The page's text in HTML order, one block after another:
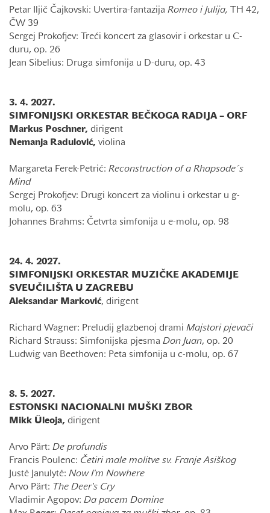
Petar Iljič Čajkovski: Uvertira-fantazija Romeo i Julija, TH 42,
ČW 39
Sergej Prokofjev: Treći koncert za glasovir i orkestar u C-
duru, op. 26
Jean Sibelius: Druga simfonija u D-duru, op. 43
3. 4. 2027.
SIMFONIJSKI ORKESTAR BEČKOGA RADIJA – ORF
Markus Poschner, dirigent
Nemanja Radulović, violina
Margareta Ferek-Petrić: Reconstruction of a Rhapsode´s
Mind
Sergej Prokofjev: Drugi koncert za violinu i orkestar u g-
molu, op. 63
Johannes Brahms: Četvrta simfonija u e-molu, op. 98
24. 4. 2027.
SIMFONIJSKI ORKESTAR MUZIČKE AKADEMIJE
SVEUČILIŠTA U ZAGREBU
Aleksandar Marković, dirigent
Richard Wagner: Preludij glazbenoj drami Majstori pjevači
Richard Strauss: Simfonijska pjesma Don Juan, op. 20
Ludwig van Beethoven: Peta simfonija u c-molu, op. 67
8. 5. 2027.
ESTONSKI NACIONALNI MUŠKI ZBOR
Mikk Üleoja, dirigent
Arvo Pärt: De profundis
Francis Poulenc: Četiri male molitve sv. Franje Asiškog
Justė Janulytė: Now I'm Nowhere
Arvo Pärt: The Deer's Cry
Vladimir Agopov: Da pacem Domine